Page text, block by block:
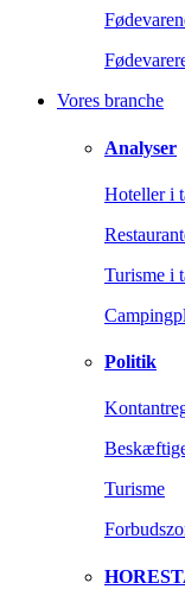
Vores branche
Analyser
Hoteller i
Turisme i
Politik
Turisme